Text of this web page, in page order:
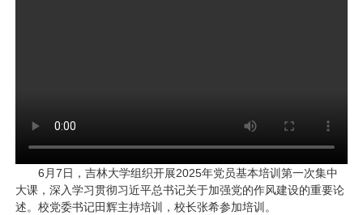
6月7日，吉林大学组织开展2025年党员基本培训第一次集中
大课，深入学习贯彻习近平总书记关于加强党的作风建设的重要论
述。校党委书记田辉主持培训，校长张希参加培训。